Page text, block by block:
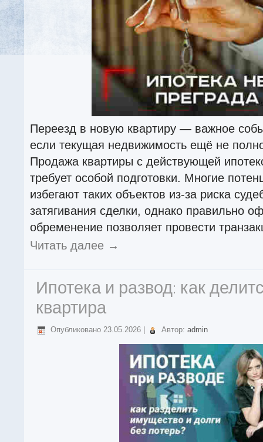
Переезд в новую квартиру — важное
если текущая недвижимость ещё не
Продажа квартиры с действующей
требует особой подготовки. Многие
избегают таких объектов из-за риска
затягивания сделки, однако правильно
обременение позволяет провести
Читать далее →
Ипотека и развод: как
квартира
Опубликовано 23.05.2026 Автор: admin